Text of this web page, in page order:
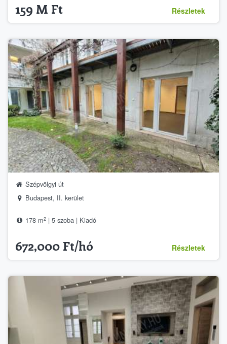
159 M Ft Részletek
Szépvölgyi út
Budapest, II. kerület
178 m2 | 5 szoba | Kiadó
672,000 Ft/hó Részletek